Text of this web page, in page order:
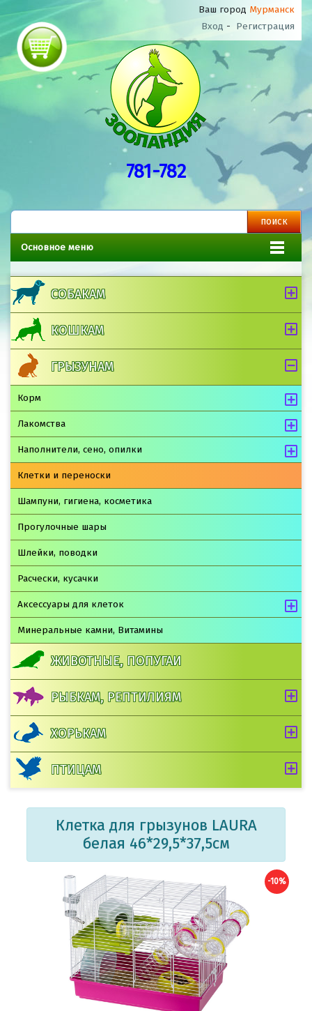
Ваш город Мурманск
Вход - Регистрация
781-782
Основное меню
СОБАКАМ
КОШКАМ
ГРЫЗУНАМ
Корм
Лакомства
Наполнители, сено, опилки
Клетки и переноски
Шампуни, гигиена, косметика
Прогулочные шары
Шлейки, поводки
Расчески, кусачки
Аксессуары для клеток
Минеральные камни, Витамины
ЖИВОТНЫЕ, ПОПУГАИ
РЫБКАМ, РЕПТИЛИЯМ
ХОРЬКАМ
ПТИЦАМ
Клетка для грызунов LAURA
белая 46*29,5*37,5см
-10%